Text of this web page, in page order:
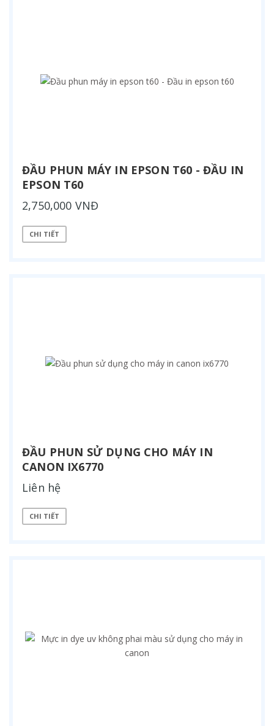
ĐẦU PHUN MÁY IN EPSON T60 - ĐẦU IN
EPSON T60
2,750,000 VNĐ
CHI TIẾT
ĐẦU PHUN SỬ DỤNG CHO MÁY IN
CANON IX6770
Liên hệ
CHI TIẾT